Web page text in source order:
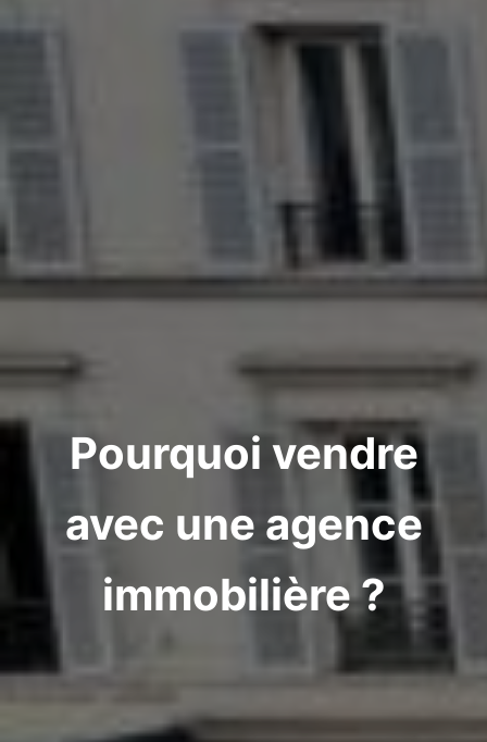
Pourquoi vendre
avec une agence
immobilière ?